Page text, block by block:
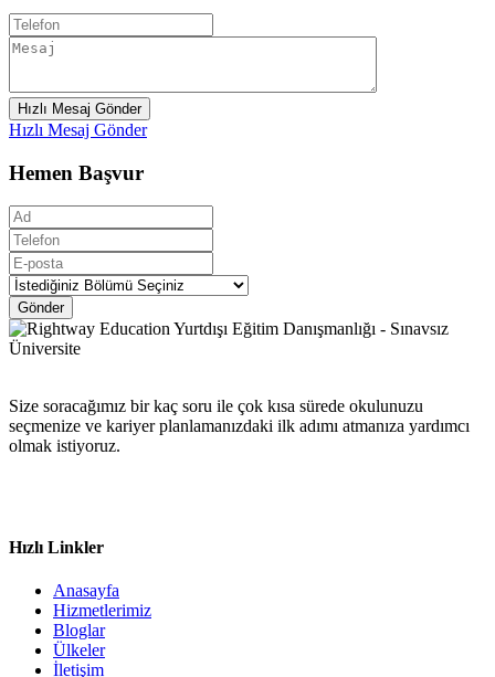
Hızlı Mesaj Gönder
Hızlı Mesaj Gönder
Hemen Başvur
Gönder
Size soracağımız bir kaç soru ile çok kısa sürede okulunuzu
seçmenize ve kariyer planlamanızdaki ilk adımı atmanıza yardımcı
olmak istiyoruz.
Hızlı Linkler
Anasayfa
Hizmetlerimiz
Bloglar
Ülkeler
İletişim